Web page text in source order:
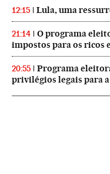
12:15 Lula, uma
21:14
O programa
impostos para os ricos
20:55
Programa
privilégios legais para